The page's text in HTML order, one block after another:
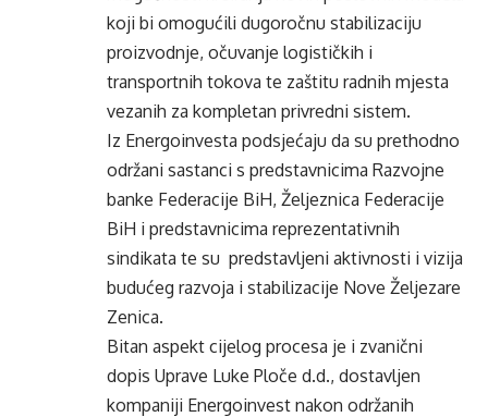
koji bi omogućili dugoročnu stabilizaciju
proizvodnje, očuvanje logističkih i
transportnih tokova te zaštitu radnih mjesta
vezanih za kompletan privredni sistem.
Iz Energoinvesta podsjećaju da su prethodno
održani sastanci s predstavnicima Razvojne
banke Federacije BiH, Željeznica Federacije
BiH i predstavnicima reprezentativnih
sindikata te su predstavljeni aktivnosti i vizija
budućeg razvoja i stabilizacije Nove Željezare
Zenica.
Bitan aspekt cijelog procesa je i zvanični
dopis Uprave Luke Ploče d.d., dostavljen
kompaniji Energoinvest nakon održanih